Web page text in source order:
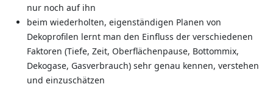
nur noch auf ihn
beim wiederholten, eigenständigen Planen von
Dekoprofilen lernt man den Einfluss der verschiedenen
Faktoren (Tiefe, Zeit, Oberflächenpause, Bottommix,
Dekogase, Gasverbrauch) sehr genau kennen, verstehen
und einzuschätzen